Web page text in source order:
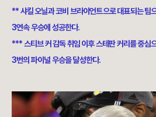
** 샤킬 오닐과 코비 브라이언트으로 대표되는 팀
3연속 우승에 성공한다.
*** 스티브 커 감독 취임 이후 스테판 커리를 중심
3번의 파이널 우승을 달성한다.